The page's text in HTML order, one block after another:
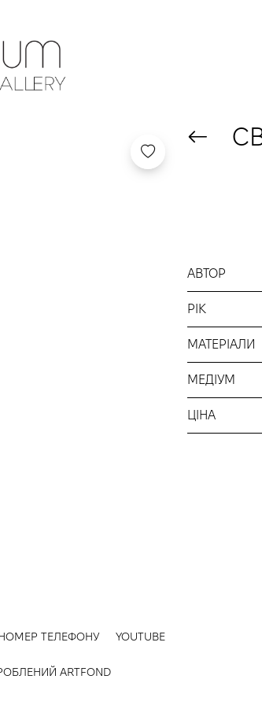
SHUM ART GALLERY
АВТОР
РІК
МАТЕРІАЛИ
МЕДІУМ
ЦІНА
ТЕЛЕФОНУ YOUTUBE
ARTFOND